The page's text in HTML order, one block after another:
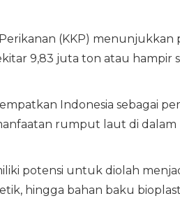
(KKP)
9,83 juta ton atau
Indonesia sebagai
rumput laut di
potensi untuk diolah
hingga bahan baku